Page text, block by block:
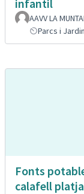
infantil
AAVV LA
Parcs i
Fonts
calafell platja